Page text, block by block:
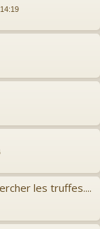
les truffes....